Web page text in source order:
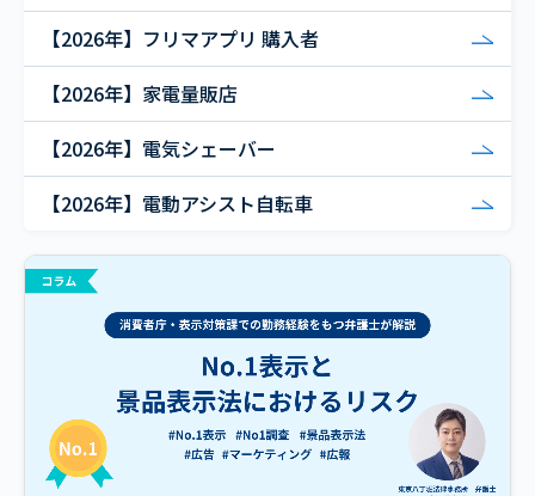
【2026年】フリマアプリ 購入者
【2026年】家電量販店
【2026年】電気シェーバー
【2026年】電動アシスト自転車